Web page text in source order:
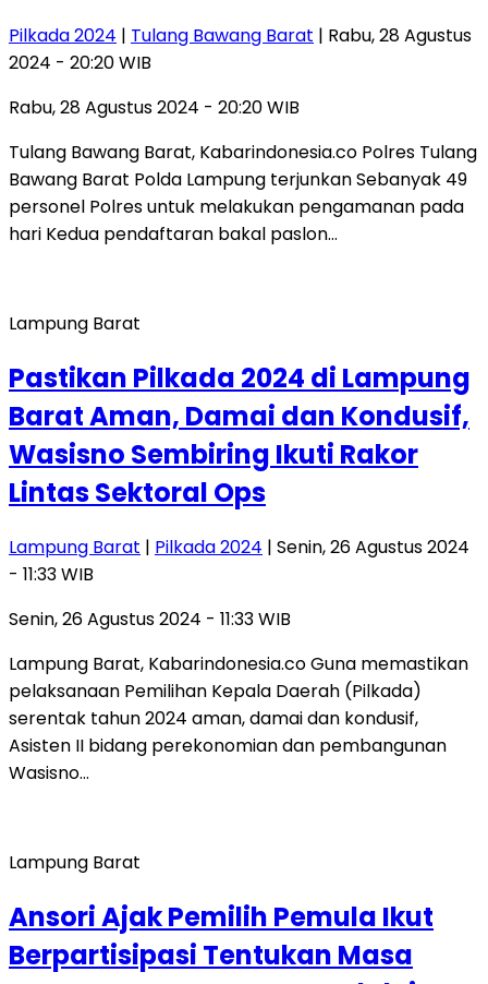
Pilkada 2024 | Tulang Bawang Barat | Rabu, 28 Agustus
2024 - 20:20 WIB
Rabu, 28 Agustus 2024 - 20:20 WIB
Tulang Bawang Barat, Kabarindonesia.co Polres Tulang
Bawang Barat Polda Lampung terjunkan Sebanyak 49
personel Polres untuk melakukan pengamanan pada
hari Kedua pendaftaran bakal paslon…
Lampung Barat
Pastikan Pilkada 2024 di Lampung
Barat Aman, Damai dan Kondusif,
Wasisno Sembiring Ikuti Rakor
Lintas Sektoral Ops
Lampung Barat | Pilkada 2024 | Senin, 26 Agustus 2024
- 11:33 WIB
Senin, 26 Agustus 2024 - 11:33 WIB
Lampung Barat, Kabarindonesia.co Guna memastikan
pelaksanaan Pemilihan Kepala Daerah (Pilkada)
serentak tahun 2024 aman, damai dan kondusif,
Asisten II bidang perekonomian dan pembangunan
Wasisno…
Lampung Barat
Ansori Ajak Pemilih Pemula Ikut
Berpartisipasi Tentukan Masa